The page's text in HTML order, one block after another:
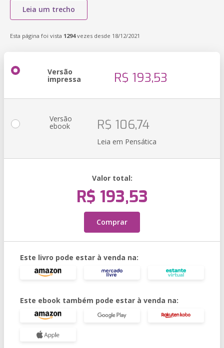
Leia um trecho
Esta página foi vista 1294vezes desde 18/12/2021
Versão
impressa R$ 193,53
Versão
ebook R$ 106,74
Leia em Pensática
Valor total:
R$ 193,53
Comprar
Este livro pode estar à venda na:
Este ebook também pode estar à venda na: